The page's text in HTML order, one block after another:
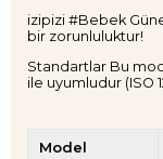
izipizi #Bebek
bir zorunluluktur!
Standartlar Bu
ile uyumludur (ISO
Model